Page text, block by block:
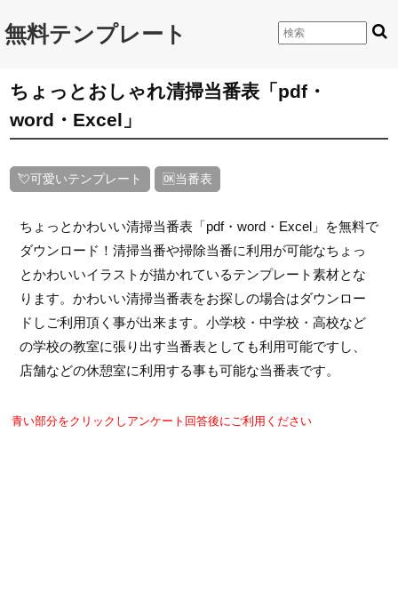
無料テンプレート
ちょっとおしゃれ清掃当番表「pdf・
word・Excel」
💘可愛いテンプレート 🆗当番表
ちょっとかわいい清掃当番表「pdf・word・Excel」を無料で
ダウンロード！清掃当番や掃除当番に利用が可能なちょっ
とかわいいイラストが描かれているテンプレート素材とな
ります。かわいい清掃当番表をお探しの場合はダウンロー
ドしご利用頂く事が出来ます。小学校・中学校・高校など
の学校の教室に張り出す当番表としても利用可能ですし、
店舗などの休憩室に利用する事も可能な当番表です。
青い部分をクリックしアンケート回答後にご利用ください